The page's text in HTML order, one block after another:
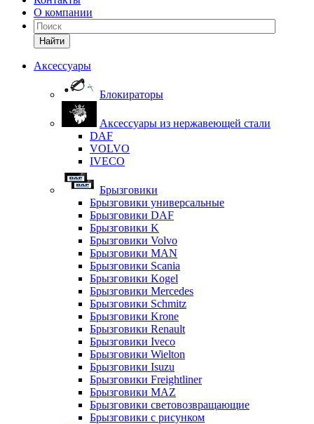
О компании
Найти
Аксессуары
Блокираторы
Аксессуары из нержавеющей стали
DAF
VOLVO
IVECO
Брызговики
Брызговики универсальные
Брызговики DAF
Брызговики K
Брызговики Volvo
Брызговики MAN
Брызговики Scania
Брызговики Kogel
Брызговики Mercedes
Брызговики Schmitz
Брызговики Krone
Брызговики Renault
Брызговики Iveco
Брызговики Wielton
Брызговики Isuzu
Брызговики Freightliner
Брызговики MAZ
Брызговики световозвращающие
Брызговики с рисунком